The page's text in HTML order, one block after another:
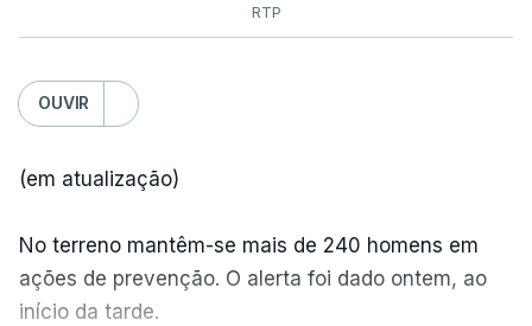
RTP
OUVIR
(em atualização)
No terreno mantêm-se mais de 240 homens em
ações de prevenção. O alerta foi dado ontem, ao
início da tarde.